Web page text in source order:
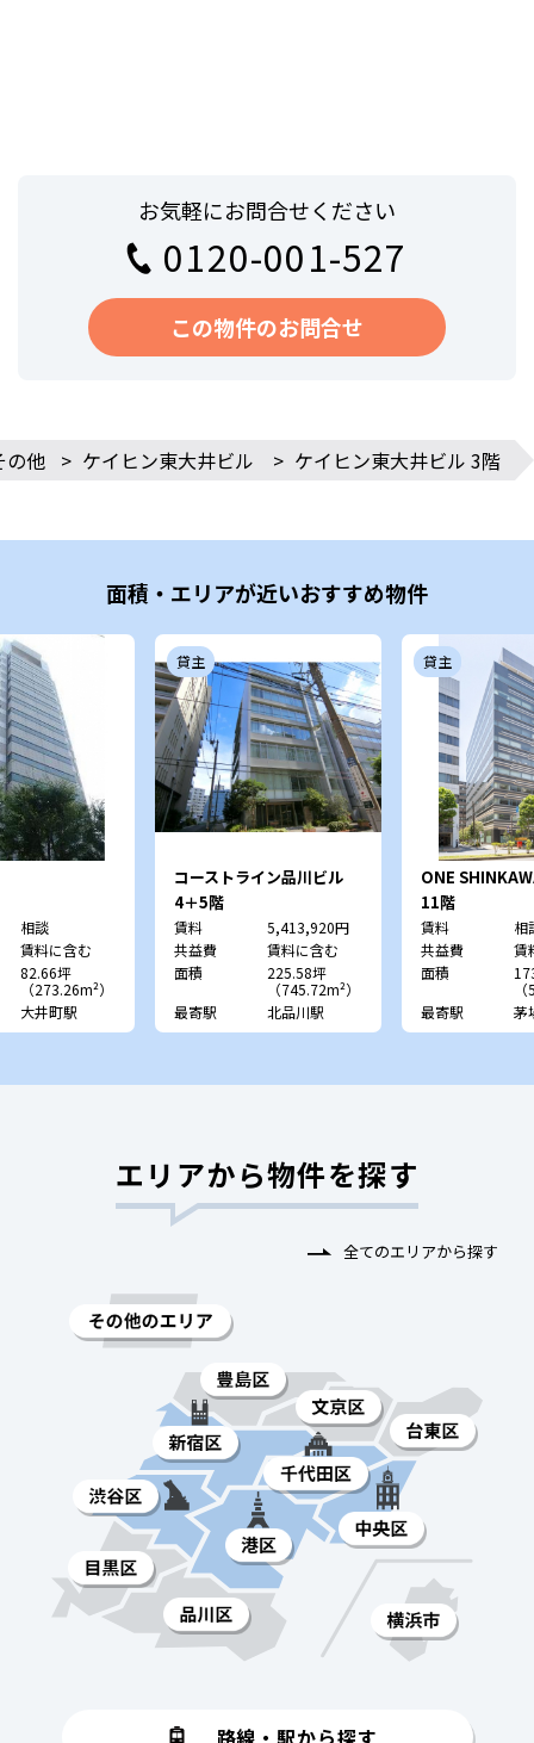
お気軽にお問合せください
0120-001-527
この物件のお問合せ
の他 > ケイヒン東大井ビル > ケイヒン東大井ビル 3階
面積・エリアが近いおすすめ物件
相談
賃料に含む
82.66坪
（273.26m²）
大井町駅
貸主
コーストライン品川ビル
4＋5階
賃料
5,413,920円
共益費
賃料に含む
面積
225.58坪
（745.72m²）
最寄駅
北品川駅
貸主
ONE
11階
賃料
相
共益費
賃
面積
最寄駅
茅
エリアから物件を探す
全てのエリアから探す
路線・駅から探す